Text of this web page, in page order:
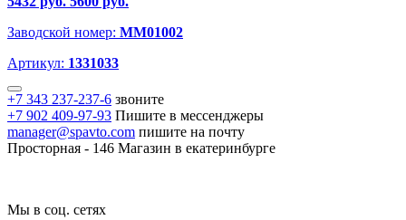
Заводской номер: MM01002
Артикул: 1331033
+7 343 237-237-6 звоните
+7 902 409-97-93 Пишите в мессенджеры
manager@spavto.com пишите на почту
Просторная - 146 Магазин в екатеринбурге
Мы в соц. сетях